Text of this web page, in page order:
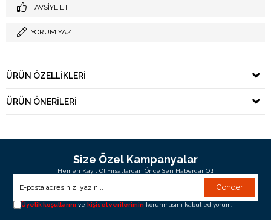
TAVSIYE ET
YORUM YAZ
ÜRÜN ÖZELLIKLERI
ÜRÜN ÖNERILERI
Size Özel Kampanyalar
Hemen Kayıt Ol Fırsatlardan Önce Sen Haberdar Ol!
Gönder
Üyelik koşullarını vekişisel verilerimin korunmasını kabul ediyorum.